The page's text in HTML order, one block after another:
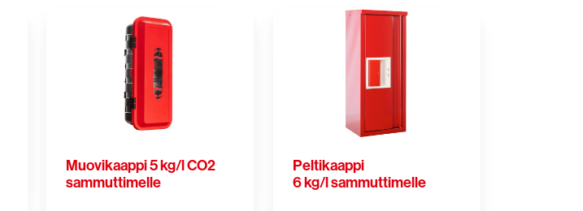
sammuttimelle
Muovikaappi 5 kg/l CO2
sammuttimelle
Peltikaappi
6 kg/l sammuttimelle